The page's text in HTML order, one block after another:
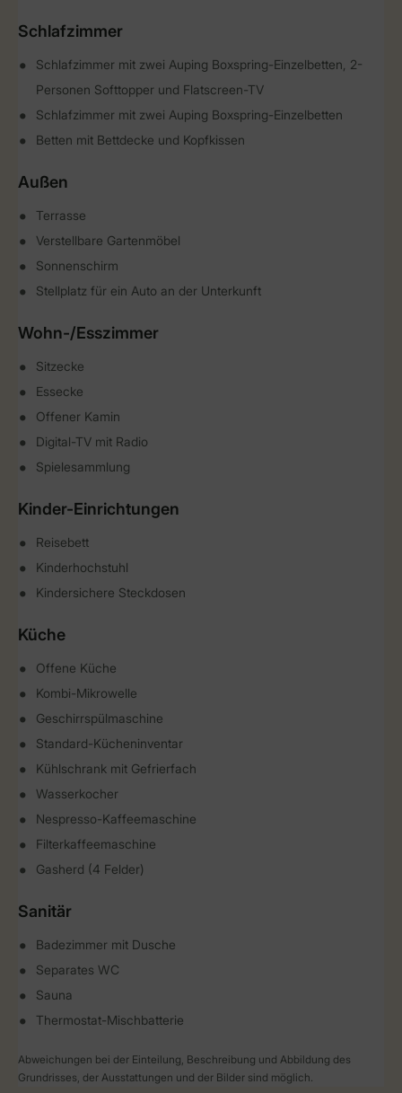
Schlafzimmer
Schlafzimmer mit zwei Auping Boxspring-Einzelbetten, 2-
Personen Softtopper und Flatscreen-TV
Schlafzimmer mit zwei Auping Boxspring-Einzelbetten
Betten mit Bettdecke und Kopfkissen
Außen
Terrasse
Verstellbare Gartenmöbel
Sonnenschirm
Stellplatz für ein Auto an der Unterkunft
Wohn-/Esszimmer
Sitzecke
Essecke
Offener Kamin
Digital-TV mit Radio
Spielesammlung
Kinder-Einrichtungen
Reisebett
Kinderhochstuhl
Kindersichere Steckdosen
Küche
Offene Küche
Kombi-Mikrowelle
Geschirrspülmaschine
Standard-Kücheninventar
Kühlschrank mit Gefrierfach
Wasserkocher
Nespresso-Kaffeemaschine
Filterkaffeemaschine
Gasherd (4 Felder)
Sanitär
Badezimmer mit Dusche
Separates WC
Sauna
Thermostat-Mischbatterie
Abweichungen bei der Einteilung, Beschreibung und Abbildung des
Grundrisses, der Ausstattungen und der Bilder sind möglich.